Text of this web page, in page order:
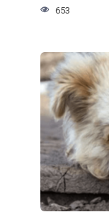
653